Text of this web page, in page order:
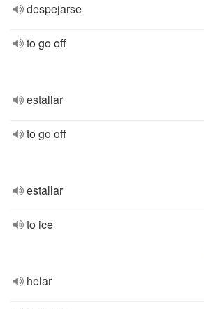
despejarse
to go off
estallar
to go off
estallar
to ice
helar